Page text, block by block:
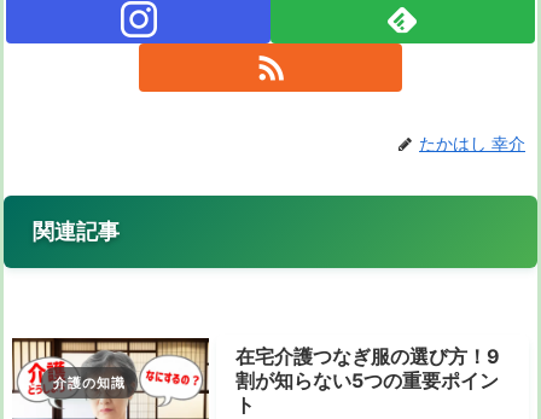
たかはし 幸介
関連記事
介護の知識
在宅介護つなぎ服の選び方！9
割が知らない5つの重要ポイン
ト